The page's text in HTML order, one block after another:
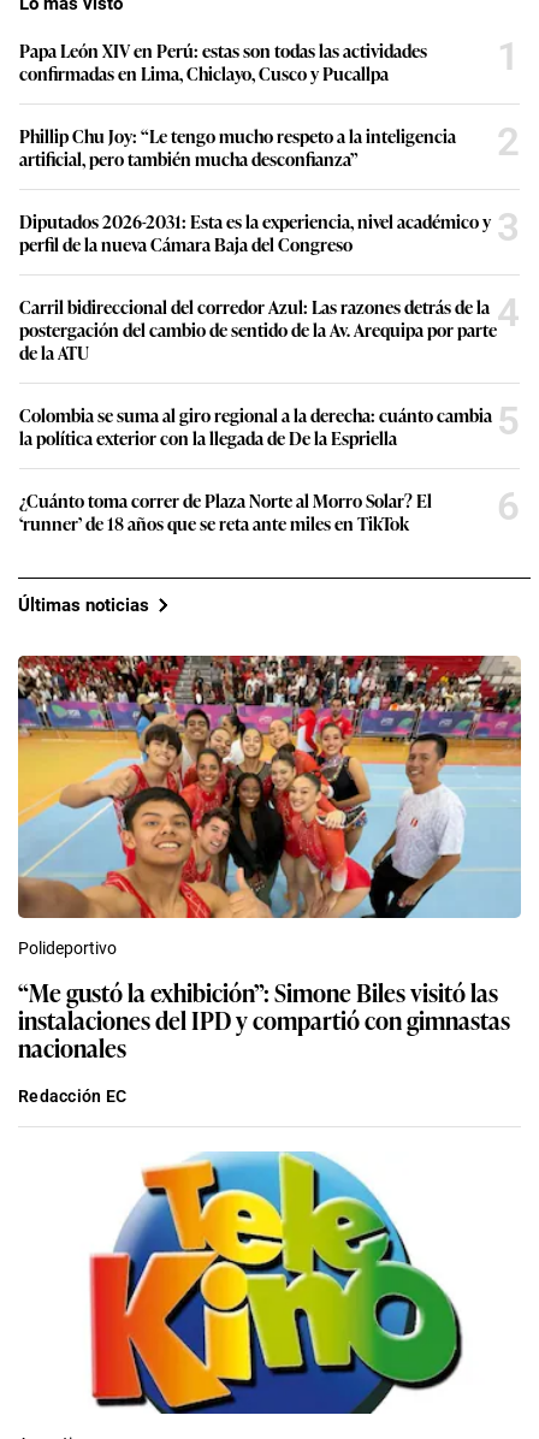
nueva Constitución] es que el capital internacional,
que dinamiza parte de la economía, se vaya, y eso va a
población va a salir a marchar y no por el cambio de la
Constitución, sino a pedir que se vayan todos, porque
se siente que no se habla de las preocupaciones de la
gente”, finalizó.
Lee también: Caso Puente Tarata: ¿Dónde
están los sobrinos del presidente Pedro
Castillo y Bruno Pacheco?
Por su parte, el analista político Paulo Vilca señaló
que, frente a preocupación tangibles, como la
corrupción, inseguridad y el incremento del precio de
los alimentos, es evidente que demandas de
que cuando el expresidente Martín Vizcarra impulsó
una reforma política, esta tampoco tenía respaldo
inicialmente, y luego, al ser socializada apareció en
las encuestas.